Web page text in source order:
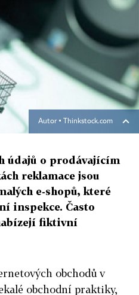
Autor ▪ Thinkstock.com
údajů o prodávajícím
reklamace jsou
e-shopů, které
inspekce. Často
fiktivní
obchodů v
obchodní praktiky,